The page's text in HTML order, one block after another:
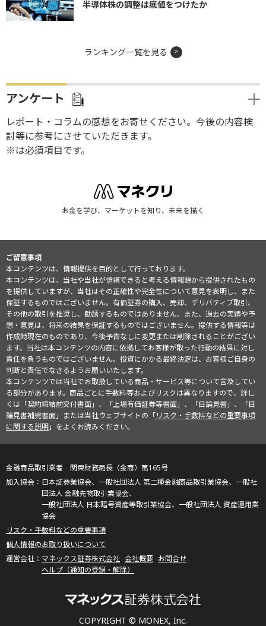
半導体株の調整は底値をつけたか
ランキング一覧を見る
アンケート
レポート・コラムの感想をお寄せください。今後の内容検
討等に参考にさせていただきます。
※は必須項目です。
お金を学び、マーケットを知り、未来を描く
ご留意事項
本コンテンツは、情報提供を目的として行っております。
本コンテンツは、当社や当社が信頼できると考える情報源から提供されたもの
を提供していますが、当社はその正確性や完全性について意見を表明し、また
保証するものではございません。有価証券の購入、売却、デリバティブ取引、
その他の取引を推奨し、勧誘するものではありません。また、過去の実績や予
想・意見は、将来の結果を保証するものではございません。提供する情報等は
作成時現在のものであり、今後予告なしに変更または削除されることがござい
ます。当社は本コンテンツの内容に依拠してお客様が取った行動の結果に対し
責任を負うものではございません。投資にかかる最終決定は、お客様ご自身の
判断と責任でなさるようお願いいたします。
本コンテンツでは当社でお取扱している商品・サービス等について言及してい
る部分があります。商品ごとに手数料等およびリスクは異なりますので、詳し
くは「契約締結前交付書面」、「上場有価証券等書面」、「目論見書」、「目
論見書補完書面」または当社ウェブサイトの「リスク・手数料などの重要事項
に関する説明」をよくお読みください。
COPYRIGHT © MONEX, Inc.
金融商品取引業者 関東財務局長（金商）第165号
日本証券業協会、一般社団法人 第二種金融商品取引業協会、一般社
団法人 金融先物取引業協会、
一般社団法人 日本暗号資産等取引業協会、一般社団法人 資産運用業
協会
リスク・手数料などの重要事項
個人情報のお取り扱いについて
マネックス証券株式会社 会社概要 お問合せ
ヘルプ（通知の登録・解除）